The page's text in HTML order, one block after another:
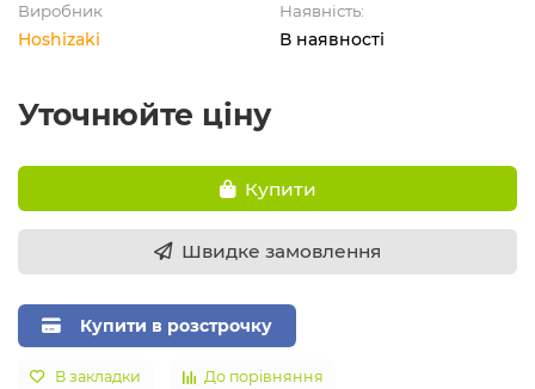
Виробник
Hoshizaki
Наявність:
В наявності
Уточнюйте ціну
Купити
Швидке замовлення
Купити в розстрочку
В закладки До порівняння